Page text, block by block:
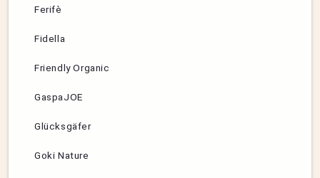
Ferifè
Fidella
Friendly Organic
GaspaJOE
Glücksgäfer
Goki Nature